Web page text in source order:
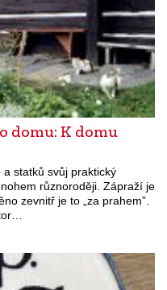
domu: K domu
statků svůj praktický
různoroději. Zápraží je
zevnitř je to „za prahem”.